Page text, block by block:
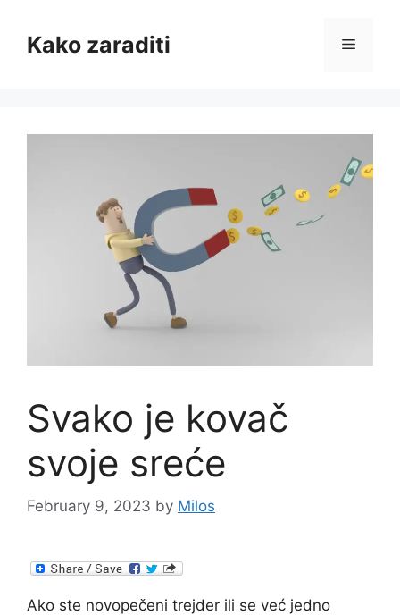
contentKako zaraditi Menu
Svako je kovač
svoje sreće
February 9, 2023 by Milos
Ako ste novopečeni trejder ili se već jedno